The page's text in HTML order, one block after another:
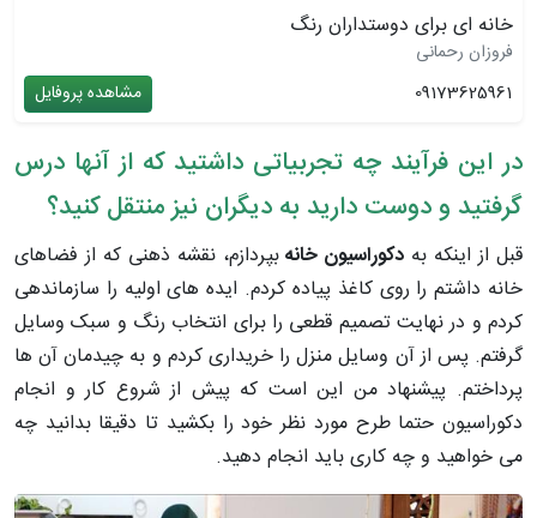
خانه ای برای دوستداران رنگ
فروزان رحمانی
09173625961
مشاهده پروفایل
در این فرآیند چه تجربیاتی داشتید که از آنها درس
گرفتید و دوست دارید به دیگران نیز منتقل کنید؟
قبل از اینکه به دکوراسیون خانهبپردازم، نقشه ذهنی که از فضاهای
خانه داشتم را روی کاغذ پیاده کردم. ایده ­های اولیه را سازماندهی
کردم و در نهایت تصمیم قطعی را برای انتخاب رنگ و سبک وسایل
گرفتم. پس از آن وسایل منزل را خریداری کردم و به چیدمان آن­ ها
پرداختم. پیشنهاد من این است که پیش از شروع کار و انجام
دکوراسیون حتما طرح مورد نظر خود را بکشید تا دقیقا بدانید چه
می­ خواهید و چه کاری باید انجام دهید.